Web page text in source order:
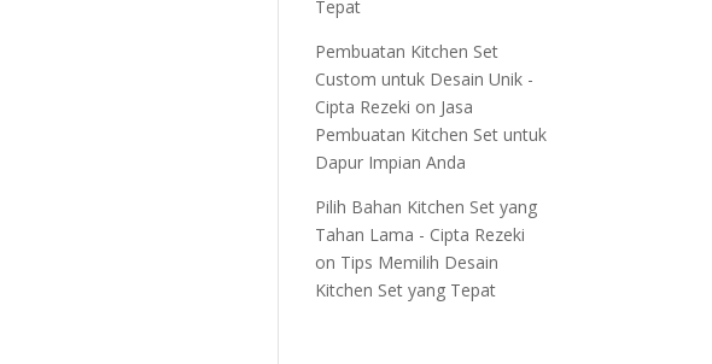
Tepat
Pembuatan Kitchen Set
Custom untuk Desain Unik -
Cipta Rezeki on Jasa
Pembuatan Kitchen Set untuk
Dapur Impian Anda
Pilih Bahan Kitchen Set yang
Tahan Lama - Cipta Rezeki
on Tips Memilih Desain
Kitchen Set yang Tepat